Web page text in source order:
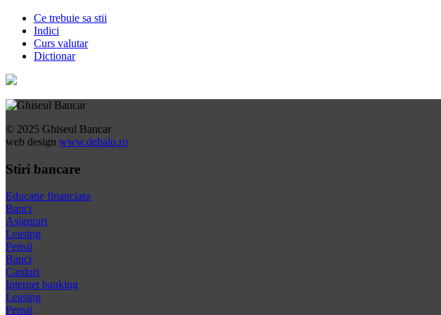
Ce trebuie sa stii
Indici
Curs valutar
Dictionar
© 2025 Ghiseul Bancar
web design www.dehalo.ro
Stiri bancare
Educatie financiara
Banci
Asigurari
Leasing
Pensii
Banci
Carduri
Internet banking
Leasing
Pensii